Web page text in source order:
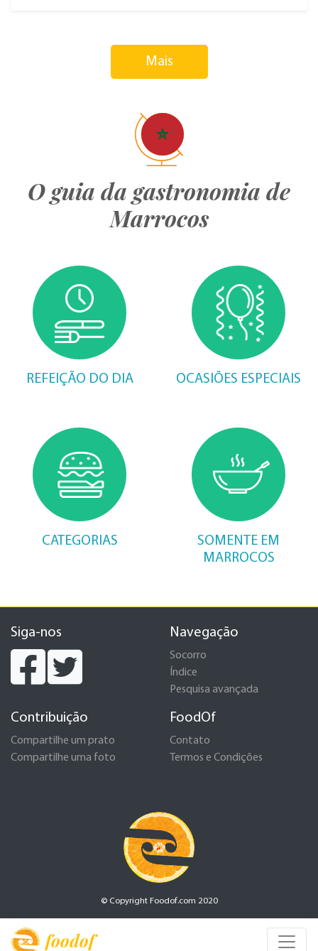
foodof
Mais
O guia da gastronomia de
Marrocos
REFEIÇÃO DO DIA OCASIÕES ESPECIAIS
CATEGORIAS
SOMENTE EM
MARROCOS
Siga-nos Navegação
Socorro
Índice
Pesquisa avançada
Contribuição
Compartilhe um prato
Compartilhe uma foto
FoodOf
Contato
Termos e Condições
© Copyright Foodof.com 2020